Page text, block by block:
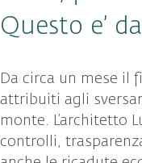
Questo e’
Da circa un mese il
attribuiti agli
monte. L’architetto
controlli,